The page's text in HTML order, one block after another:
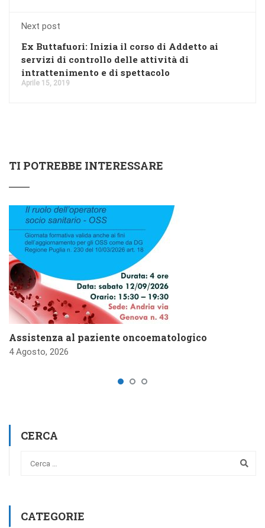
Next post
Ex Buttafuori: Inizia il corso di Addetto ai
servizi di controllo delle attività di
intrattenimento e di spettacolo
Aprile 15, 2019
TI POTREBBE INTERESSARE
Assistenza al paziente oncoematologico
4 Agosto, 2026
CERCA
CATEGORIE